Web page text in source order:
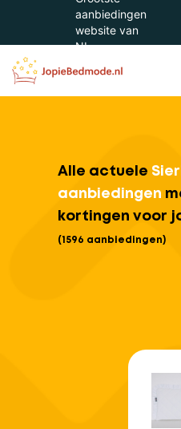
aanbiedingen
website van
NL
Alle actuele
aanbiedingen
kortingen voor
(1596 aanbiedingen)